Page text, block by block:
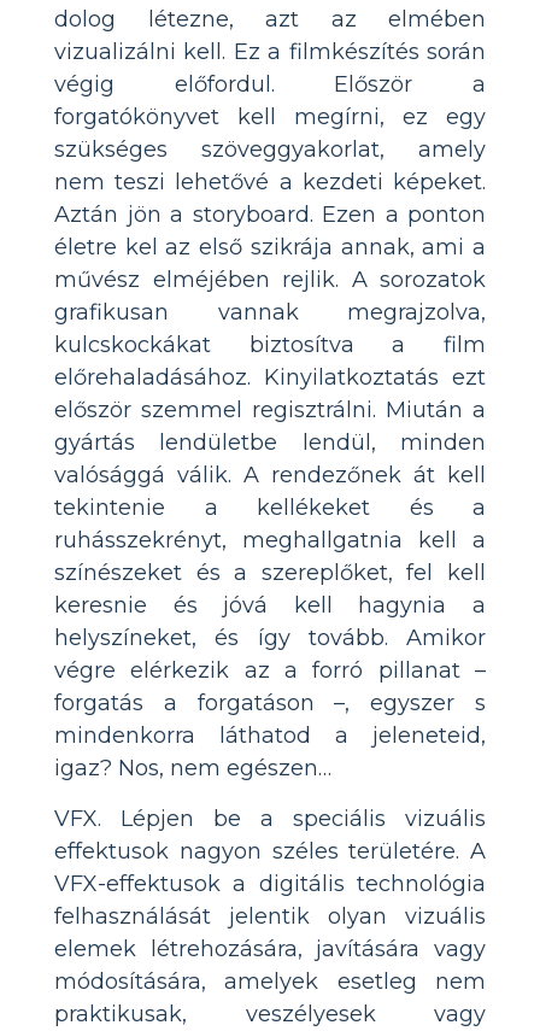
dolog létezne, azt az elmében
vizualizálni kell. Ez a filmkészítés során
végig előfordul. Először a
forgatókönyvet kell megírni, ez egy
szükséges szöveggyakorlat, amely
nem teszi lehetővé a kezdeti képeket.
Aztán jön a storyboard. Ezen a ponton
életre kel az első szikrája annak, ami a
művész elméjében rejlik. A sorozatok
grafikusan vannak megrajzolva,
kulcskockákat biztosítva a film
előrehaladásához. Kinyilatkoztatás ezt
először szemmel regisztrálni. Miután a
gyártás lendületbe lendül, minden
valósággá válik. A rendezőnek át kell
tekintenie a kellékeket és a
ruhásszekrényt, meghallgatnia kell a
színészeket és a szereplőket, fel kell
keresnie és jóvá kell hagynia a
helyszíneket, és így tovább. Amikor
végre elérkezik az a forró pillanat –
forgatás a forgatáson –, egyszer s
mindenkorra láthatod a jeleneteid,
igaz? Nos, nem egészen…
VFX. Lépjen be a speciális vizuális
effektusok nagyon széles területére. A
VFX-effektusok a digitális technológia
felhasználását jelentik olyan vizuális
elemek létrehozására, javítására vagy
módosítására, amelyek esetleg nem
praktikusak, veszélyesek vagy